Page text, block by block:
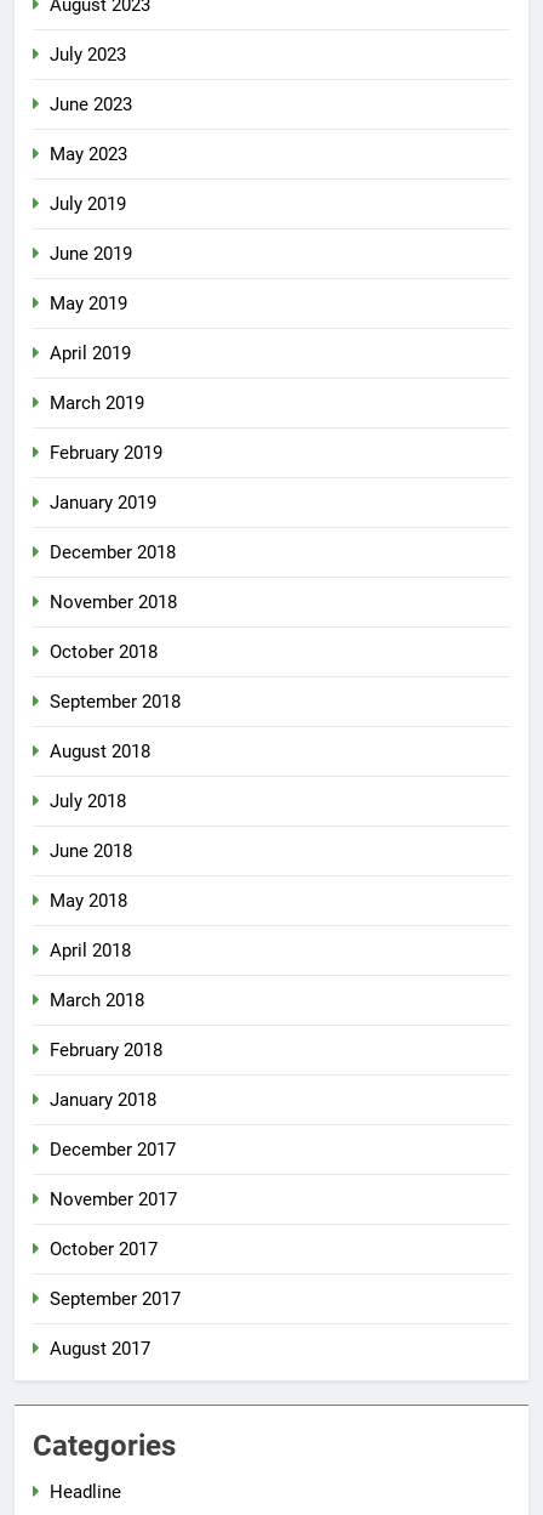
July 2023
June 2023
May 2023
July 2019
June 2019
May 2019
April 2019
March 2019
February 2019
January 2019
December 2018
November 2018
October 2018
September 2018
August 2018
July 2018
June 2018
May 2018
April 2018
March 2018
February 2018
January 2018
December 2017
November 2017
October 2017
September 2017
August 2017
Categories
Headline